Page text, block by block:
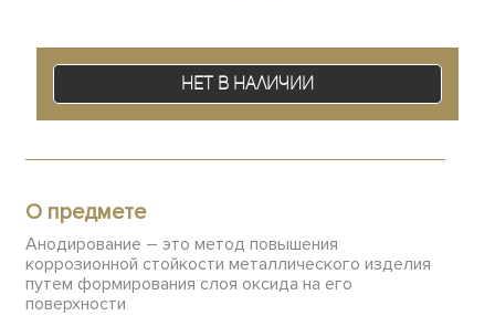
Нет в наличии
О предмете
Анодирование – это метод повышения
коррозионной стойкости металлического изделия
путем формирования слоя оксида на его
поверхности